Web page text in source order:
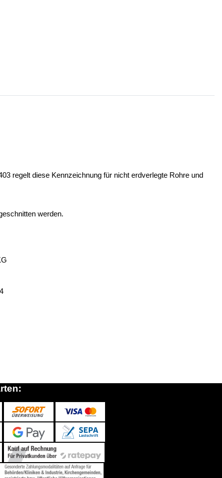
regelt diese Kennzeichnung für nicht erdverlegte Rohre und
werden.